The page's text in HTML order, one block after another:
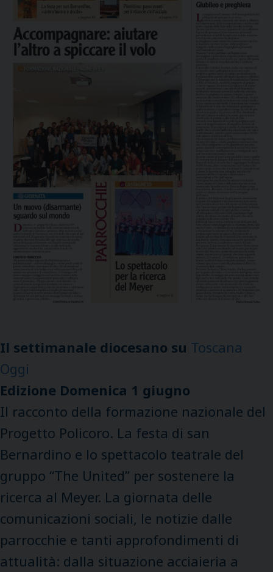
Il settimanale diocesano su Toscana
Oggi
Edizione Domenica 1 giugno
Il racconto della formazione nazionale del
Progetto Policoro. La festa di san
Bernardino e lo spettacolo teatrale del
gruppo “The United” per sostenere la
ricerca al Meyer. La giornata delle
comunicazioni sociali, le notizie dalle
parrocchie e tanti approfondimenti di
attualità: dalla situazione acciaieria a